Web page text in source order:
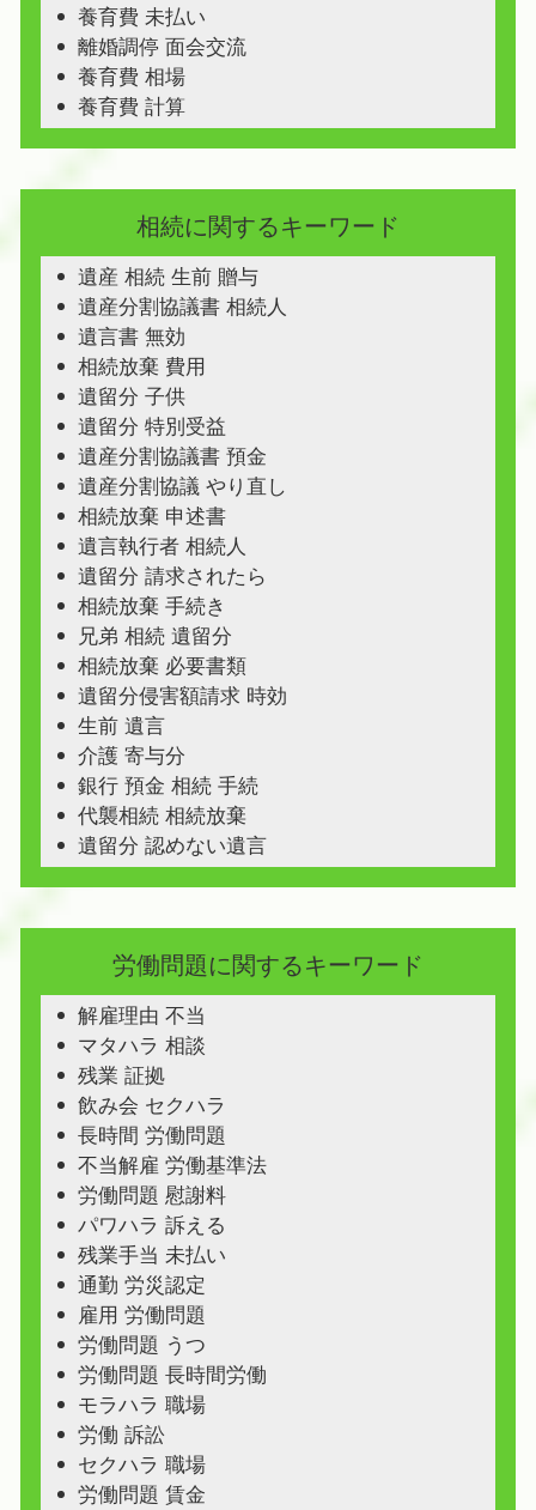
養育費 未払い
離婚調停 面会交流
養育費 相場
養育費 計算
相続に関するキーワード
遺産 相続 生前 贈与
遺産分割協議書 相続人
遺言書 無効
相続放棄 費用
遺留分 子供
遺留分 特別受益
遺産分割協議書 預金
遺産分割協議 やり直し
相続放棄 申述書
遺言執行者 相続人
遺留分 請求されたら
相続放棄 手続き
兄弟 相続 遺留分
相続放棄 必要書類
遺留分侵害額請求 時効
生前 遺言
介護 寄与分
銀行 預金 相続 手続
代襲相続 相続放棄
遺留分 認めない遺言
労働問題に関するキーワード
解雇理由 不当
マタハラ 相談
残業 証拠
飲み会 セクハラ
長時間 労働問題
不当解雇 労働基準法
労働問題 慰謝料
パワハラ 訴える
残業手当 未払い
通勤 労災認定
雇用 労働問題
労働問題 うつ
労働問題 長時間労働
モラハラ 職場
労働 訴訟
セクハラ 職場
労働問題 賃金